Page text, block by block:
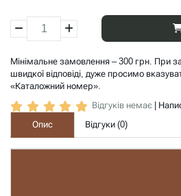
Мінімальне замовлення – 300 грн. При
швидкої відповіді, дуже просимо
«Каталожний номер».
Відгуків немає
Опис
Відгуки (0)